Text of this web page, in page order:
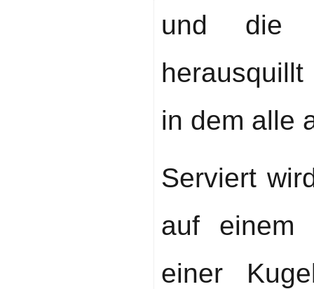
und die
in dem alle
Serviert
auf einem
einer